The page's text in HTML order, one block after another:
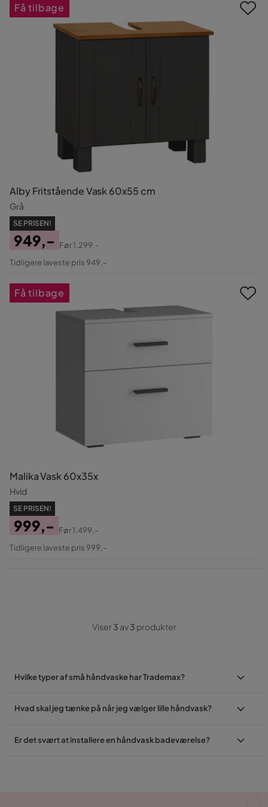
Alby Fritstående Vask 60x55 cm
Grå
SE PRISEN!
Pris
949,-
Original
Før1.299,-
Tidligere laveste pris 949,-
Få tilbage
Malika Vask 60x35x
Hvid
SE PRISEN!
Pris
999,-
Original
Før1.499,-
Tidligere laveste pris 999,-
Få tilbage
Viser3 av3 produkter
Hvilke typer af små håndvaske har Trademax?
Hvad skal jeg tænke på når jeg vælger lille håndvask?
Er det svært at installere en håndvask badeværelse?